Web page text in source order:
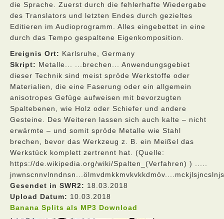
die Sprache. Zuerst durch die fehlerhafte Wiedergabe
des Translators und letzten Endes durch gezieltes
Editieren im Audioprogramm. Alles eingebettet in eine
durch das Tempo gespaltene Eigenkomposition.
Ereignis Ort: Karlsruhe, Germany
Skript: Metalle... ...brechen... Anwendungsgebiet
dieser Technik sind meist spröde Werkstoffe oder
Materialien, die eine Faserung oder ein allgemein
anisotropes Gefüge aufweisen mit bevorzugten
Spaltebenen, wie Holz oder Schiefer und andere
Gesteine. Des Weiteren lassen sich auch kalte – nicht
erwärmte – und somit spröde Metalle wie Stahl
brechen, bevor das Werkzeug z. B. ein Meißel das
Werkstück komplett zertrennt hat. (Quelle:
https://de.wikipedia.org/wiki/Spalten_(Verfahren) ) .....
Gesendet in SWR2: 18.03.2018
Upload Datum: 10.03.2018
Banana Splits als MP3 Download